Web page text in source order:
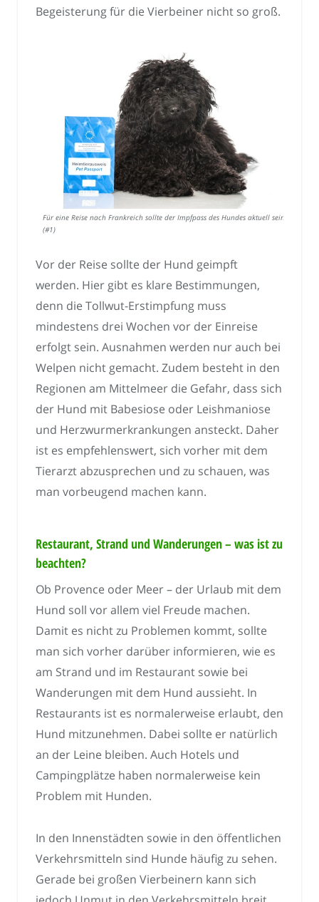
Begeisterung für die Vierbeiner nicht so groß.
Für eine Reise nach Frankreich sollte der Impfpass des Hundes aktuell sein.
(#1)
Vor der Reise sollte der Hund geimpft
werden. Hier gibt es klare Bestimmungen,
denn die Tollwut-Erstimpfung muss
mindestens drei Wochen vor der Einreise
erfolgt sein. Ausnahmen werden nur auch bei
Welpen nicht gemacht. Zudem besteht in den
Regionen am Mittelmeer die Gefahr, dass sich
der Hund mit Babesiose oder Leishmaniose
und Herzwurmerkrankungen ansteckt. Daher
ist es empfehlenswert, sich vorher mit dem
Tierarzt abzusprechen und zu schauen, was
man vorbeugend machen kann.
Restaurant, Strand und Wanderungen – was ist zu
beachten?
Ob Provence oder Meer – der Urlaub mit dem
Hund soll vor allem viel Freude machen.
Damit es nicht zu Problemen kommt, sollte
man sich vorher darüber informieren, wie es
am Strand und im Restaurant sowie bei
Wanderungen mit dem Hund aussieht. In
Restaurants ist es normalerweise erlaubt, den
Hund mitzunehmen. Dabei sollte er natürlich
an der Leine bleiben. Auch Hotels und
Campingplätze haben normalerweise kein
Problem mit Hunden.
In den Innenstädten sowie in den öffentlichen
Verkehrsmitteln sind Hunde häufig zu sehen.
Gerade bei großen Vierbeinern kann sich